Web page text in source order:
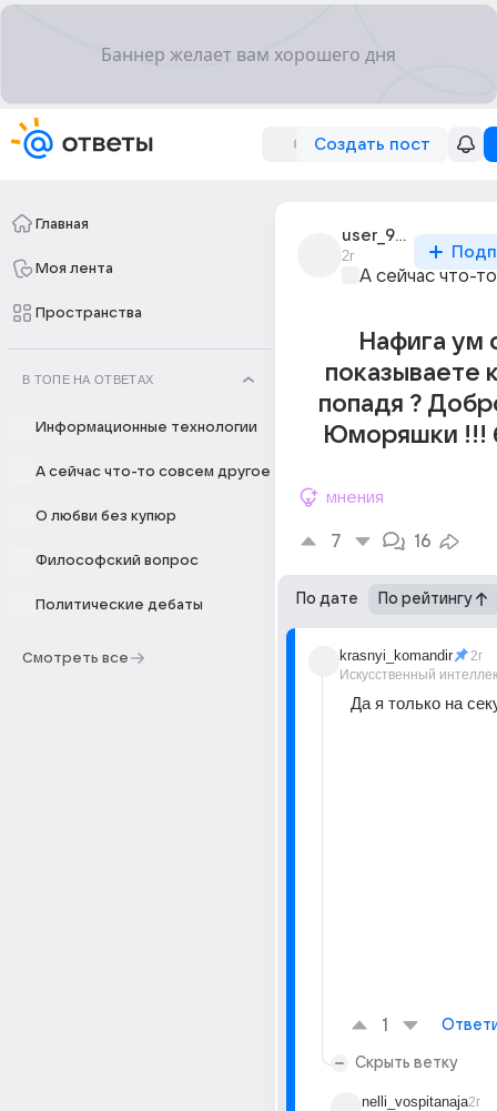
Создать пост
Главная
Моя лента
Пространства
В ТОПЕ НА ОТВЕТАХ
Информационные технологии
А сейчас что-то совсем другое
О любви без купюр
Философский вопрос
Политические дебаты
Смотреть все
user_9060365
2г
А сейчас что-
Нафига ум
показываете
попадя ?
Юморяшки !!!
мнения
7 16
По дате По рейтингу
krasnyi_komandir
Искусственный
2г
Да я только на
1
Скрыть ветку
nelli_vospitanaja2г